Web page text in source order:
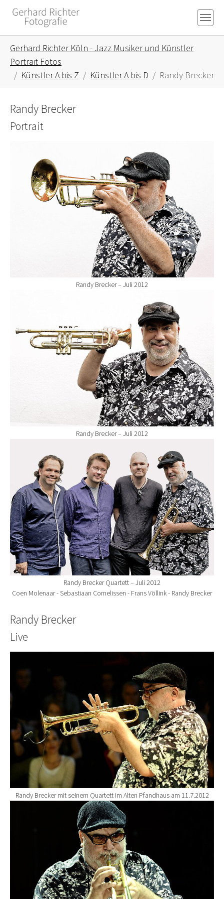
Skip to main content
Skip to page footer
Gerhard Richter Köln - Jazz Musiker und Künstler
Portrait Fotos
Künstler A bis Z
Künstler A bis D Randy Brecker
Randy Brecker
Portrait
Randy Brecker – Juli 2012
Randy Brecker – Juli 2012
Randy Brecker Quartett – Juli 2012
Coen Molenaar - Sebastiaan Cornelissen - Frans Völlink - Randy Brecker
Randy Brecker
Live
Randy Brecker mit seinem Quartett im Alten Pfandhaus am 11.7.2012
Show larger version for: